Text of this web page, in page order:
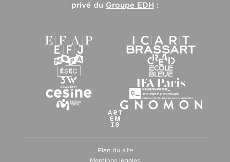
privé du Groupe EDH :
Plan du site
Mentions légales